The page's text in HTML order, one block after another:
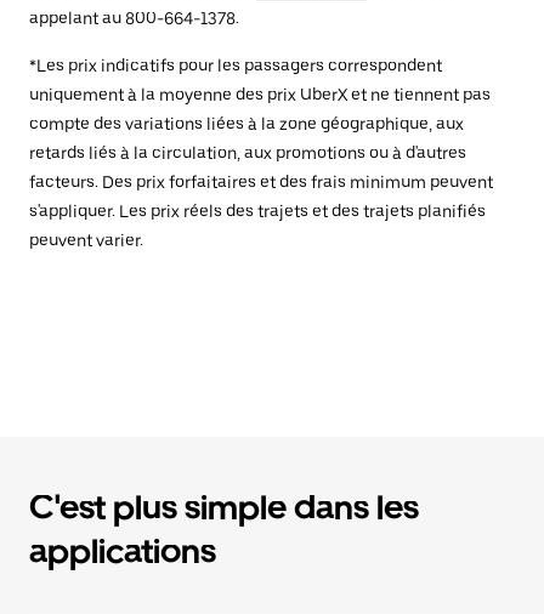
appelant au 800-664-1378.
*Les prix indicatifs pour les passagers correspondent
uniquement à la moyenne des prix UberX et ne tiennent pas
compte des variations liées à la zone géographique, aux
retards liés à la circulation, aux promotions ou à d'autres
facteurs. Des prix forfaitaires et des frais minimum peuvent
s'appliquer. Les prix réels des trajets et des trajets planifiés
peuvent varier.
C'est plus simple dans les
applications